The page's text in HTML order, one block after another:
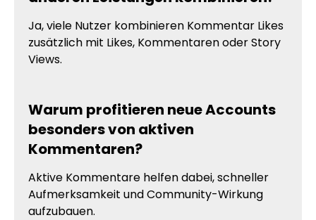
Ja, viele Nutzer kombinieren Kommentar Likes
zusätzlich mit Likes, Kommentaren oder Story
Views.
Warum profitieren neue Accounts
besonders von aktiven
Kommentaren?
Aktive Kommentare helfen dabei, schneller
Aufmerksamkeit und Community-Wirkung
aufzubauen.